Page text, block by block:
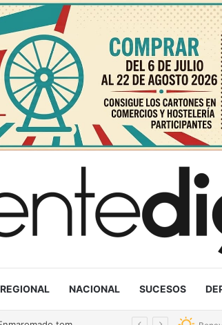
REGIONAL NACIONAL SUCESOS